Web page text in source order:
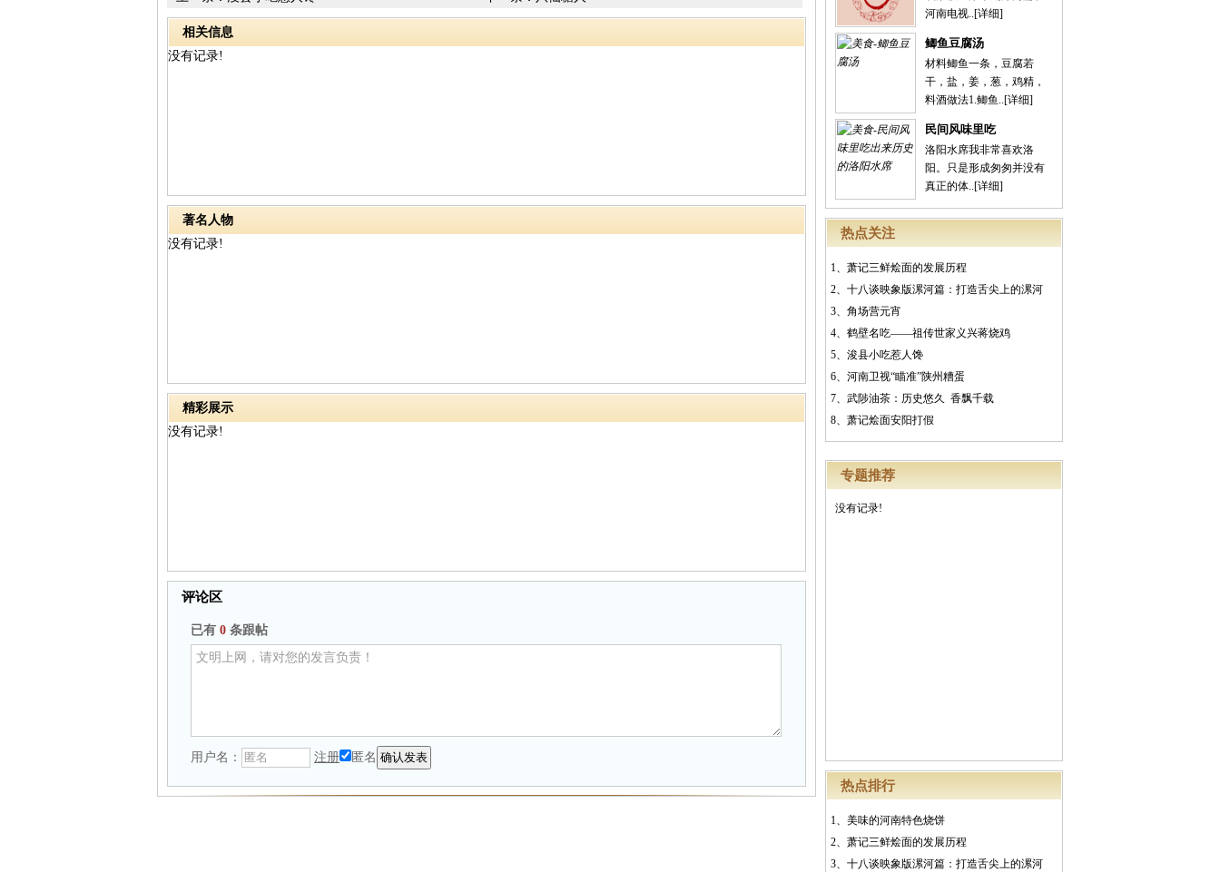
河南电视..[详细]
鲫鱼豆腐汤
材料鲫鱼一条，豆腐若
干，盐，姜，葱，鸡精，
料酒做法1.鲫鱼..[详细]
民间风味里吃
洛阳水席我非常喜欢洛
阳。只是形成匆匆并没有
真正的体..[详细]
热点关注
1、 萧记三鲜烩面的发展历程
2、 十八谈映象版漯河篇：打造舌尖上的漯河
3、 角场营元宵
4、 鹤壁名吃——祖传世家义兴蒋烧鸡
5、 浚县小吃惹人馋
6、 河南卫视“瞄准”陕州糟蛋
7、 武陟油茶：历史悠久 香飘千载
8、 萧记烩面安阳打假
专题推荐
没有记录!
热点排行
1、 美味的河南特色烧饼
2、 萧记三鲜烩面的发展历程
3、 十八谈映象版漯河篇：打造舌尖上的漯河
相关信息
没有记录!
著名人物
没有记录!
精彩展示
没有记录!
评论区
已有 0 条跟帖
用户名： 注册 匿名